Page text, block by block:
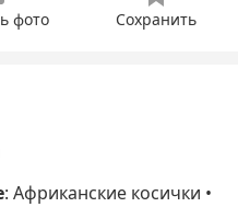
фото Сохранить
: Африканские косички •